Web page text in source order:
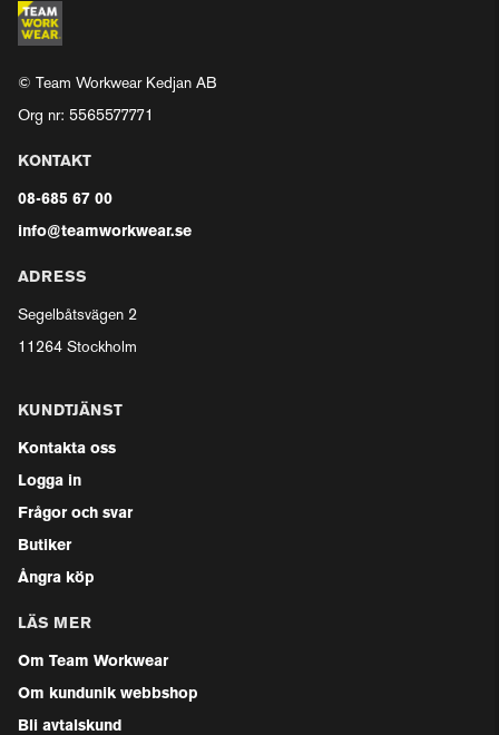
© Team Workwear Kedjan AB
Org nr: 5565577771
KONTAKT
08-685 67 00
info@teamworkwear.se
ADRESS
Segelbåtsvägen 2
11264 Stockholm
KUNDTJÄNST
Kontakta oss
Logga in
Frågor och svar
Butiker
Ångra köp
LÄS MER
Om Team Workwear
Om kundunik webbshop
Bli avtalskund